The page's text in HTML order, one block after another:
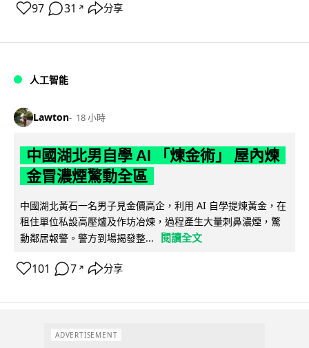
97 31 ↗ 分享
人工智能
Lawton 18 小時
中國湖北男自學 AI 「煉金術」 屋內煉
金冒濃煙驚動全區
中國湖北黃石一名男子見金價高企，利用 AI 自學提煉黃金，在
租住單位私設高壓爐及作坊冶煉，過程產生大量刺鼻濃煙，驚
動鄰居報警。警方到場揭發整...
閱讀全文
101 7 ↗ 分享
ADVERTISEMENT